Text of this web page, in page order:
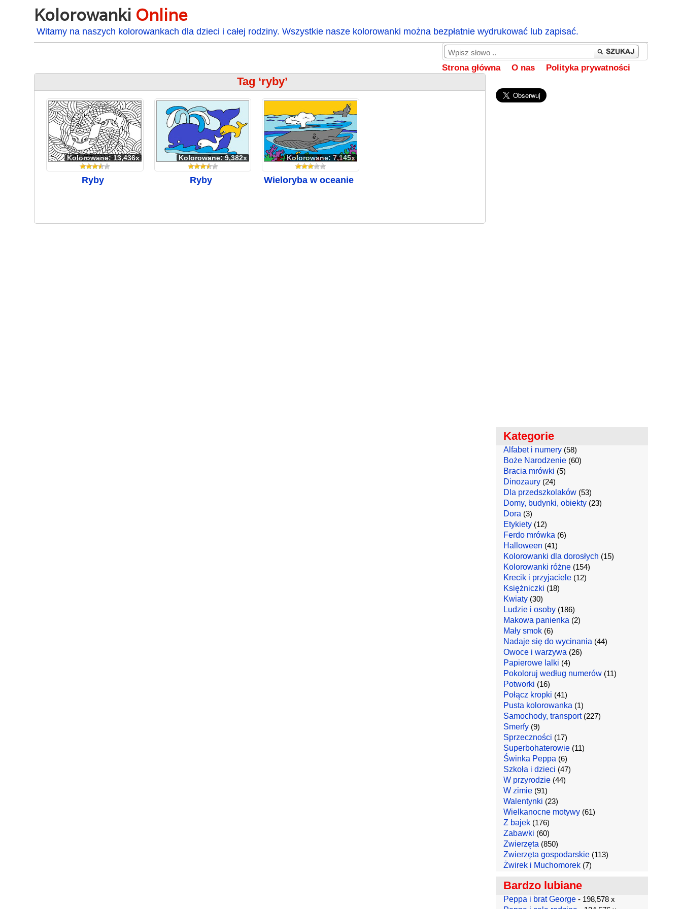
Kolorowanki Online
Witamy na naszych kolorowankach dla dzieci i całej rodziny. Wszystkie nasze kolorowanki można bezpłatnie wydrukować lub zapisać.
Strona główna O nas Polityka prywatności
Tag ‘ryby’
Kolorowane: 13,436x
Ryby
Kolorowane: 9,382x
Ryby
Kolorowane: 7,145x
Wieloryba w oceanie
Kategorie
Alfabet i numery(58)
Boże Narodzenie(60)
Bracia mrówki (5)
Dinozaury(24)
Dla przedszkolaków(53)
Domy, budynki, obiekty(23)
Dora (3)
Etykiety(12)
Ferdo mrówka (6)
Halloween (41)
Kolorowanki dla dorosłych (15)
Kolorowanki różne(154)
Krecik i przyjaciele(12)
Księżniczki (18)
Kwiaty(30)
Ludzie i osoby(186)
Makowa panienka (2)
Mały smok(6)
Nadaje się do wycinania (44)
Owoce i warzywa (26)
Papierowe lalki (4)
Pokoloruj według numerów(11)
Potworki (16)
Połącz kropki (41)
Pusta kolorowanka (1)
Samochody, transport(227)
Smerfy(9)
Sprzeczności (17)
Superbohaterowie(11)
Świnka Peppa (6)
Szkoła i dzieci (47)
W przyrodzie(44)
W zimie(91)
Walentynki (23)
Wielkanocne motywy(61)
Z bajek(176)
Zabawki (60)
Zwierzęta (850)
Zwierzęta gospodarskie(113)
Żwirek i Muchomorek(7)
Bardzo lubiane
Peppa i brat George- 198,578 x